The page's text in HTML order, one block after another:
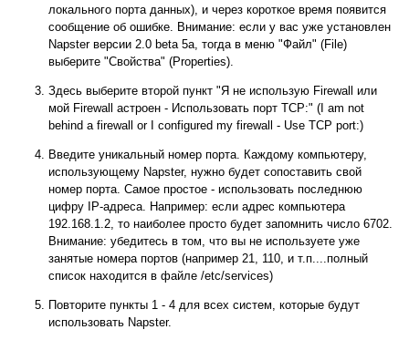
локального порта данных), и через короткое время появится
сообщение об ошибке. Внимание: если у вас уже установлен
Napster версии 2.0 beta 5a, тогда в меню "Файл" (File)
выберите "Свойства" (Properties).
Здесь выберите второй пункт "Я не использую Firewall или
мой Firewall астроен - Использовать порт TCP:" (I am not
behind a firewall or I configured my firewall - Use TCP port:)
Введите уникальный номер порта. Каждому компьютеру,
использующему Napster, нужно будет сопоставить свой
номер порта. Самое простое - использовать последнюю
цифру IP-адреса. Например: если адрес компьютера
192.168.1.2, то наиболее просто будет запомнить число 6702.
Внимание: убедитесь в том, что вы не используете уже
занятые номера портов (например 21, 110, и т.п....полный
список находится в файле /etc/services)
Повторите пункты 1 - 4 для всех систем, которые будут
использовать Napster.